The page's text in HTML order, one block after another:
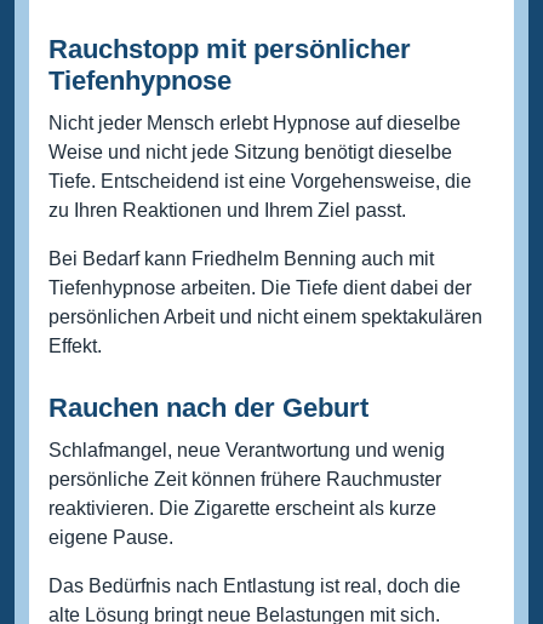
Rauchstopp mit persönlicher
Tiefenhypnose
Nicht jeder Mensch erlebt Hypnose auf dieselbe
Weise und nicht jede Sitzung benötigt dieselbe
Tiefe. Entscheidend ist eine Vorgehensweise, die
zu Ihren Reaktionen und Ihrem Ziel passt.
Bei Bedarf kann Friedhelm Benning auch mit
Tiefenhypnose arbeiten. Die Tiefe dient dabei der
persönlichen Arbeit und nicht einem spektakulären
Effekt.
Rauchen nach der Geburt
Schlafmangel, neue Verantwortung und wenig
persönliche Zeit können frühere Rauchmuster
reaktivieren. Die Zigarette erscheint als kurze
eigene Pause.
Das Bedürfnis nach Entlastung ist real, doch die
alte Lösung bringt neue Belastungen mit sich.